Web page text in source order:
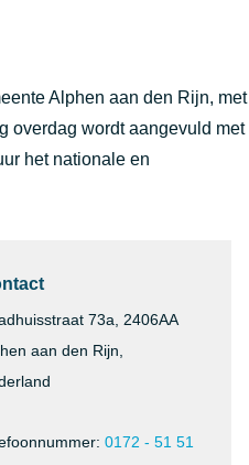
Alphen aan den Rijn, met
overdag wordt aangevuld met
het nationale en
73a, 2406AA
aan den Rijn,
0172 - 51 51